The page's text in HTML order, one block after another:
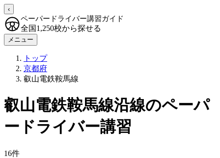
‹
ペーパードライバー講習ガイド
全国1,250校から探せる
メニュー
トップ
京都府
叡山電鉄鞍馬線
叡山電鉄鞍馬線沿線のペーパ
ードライバー講習
16件